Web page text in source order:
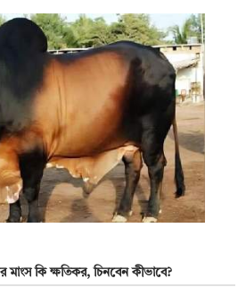
মাংস কি ক্ষতিকর, চিনবেন কীভাবে?